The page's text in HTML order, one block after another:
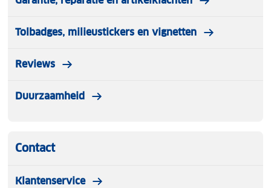
Tolbadges, milieustickers en vignetten
Reviews
Duurzaamheid
Contact
Klantenservice